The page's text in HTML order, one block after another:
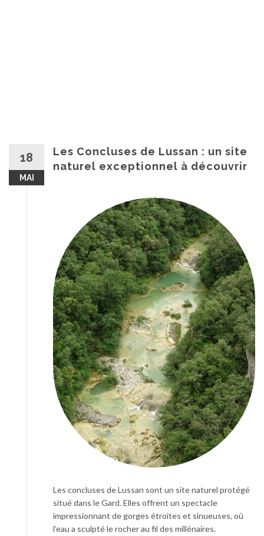
18
MAI
Les Concluses de Lussan : un site
naturel exceptionnel à découvrir
Les concluses de Lussan sont un site naturel protégé
situé dans le Gard. Elles offrent un spectacle
impressionnant de gorges étroites et sinueuses, où
l’eau a sculpté le rocher au fil des millénaires.